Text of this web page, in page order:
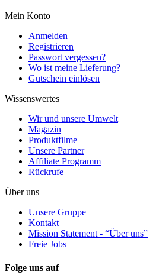
Mein Konto
Anmelden
Registrieren
Passwort vergessen?
Wo ist meine Lieferung?
Gutschein einlösen
Wissenswertes
Wir und unsere Umwelt
Magazin
Produktfilme
Unsere Partner
Affiliate Programm
Rückrufe
Über uns
Unsere Gruppe
Kontakt
Mission Statement - “Über uns”
Freie Jobs
Folge uns auf